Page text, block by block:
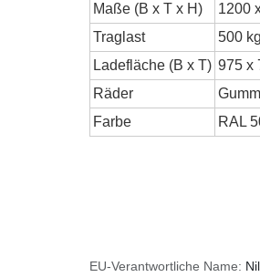
Maße (B x T x H)
1200
Traglast
500 kg
Ladefläche (B x T) 975 x
Räder
Farbe
RAL
EU-Verantwortliche Name: